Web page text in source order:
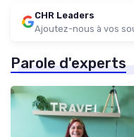
CHR Leaders
Ajoutez-nous à vos
Parole d'experts